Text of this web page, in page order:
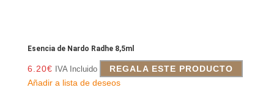
Esencia de Nardo Radhe 8,5ml
6.20€ IVA Incluido
REGALA ESTE PRODUCTO
Añadir a lista de deseos